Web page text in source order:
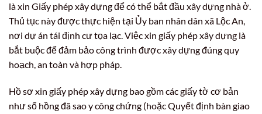
là xin Giấy phép xây dựng để có thể bắt đầu xây dựng nhà ở.
Thủ tục này được thực hiện tại Ủy ban nhân dân xã Lộc An,
nơi dự án tái định cư tọa lạc. Việc xin giấy phép xây dựng là
bắt buộc để đảm bảo công trình được xây dựng đúng quy
hoạch, an toàn và hợp pháp.
Hồ sơ xin giấy phép xây dựng bao gồm các giấy tờ cơ bản
như sổ hồng đã sao y công chứng (hoặc Quyết định bàn giao